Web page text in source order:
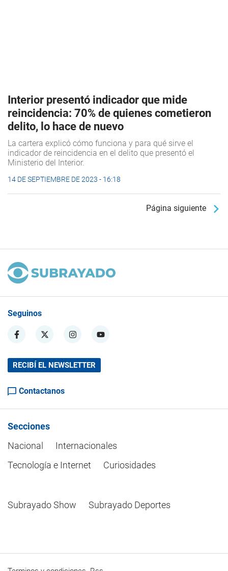
Interior presentó indicador que mide
reincidencia: 70% de quienes cometieron
delito, lo hace de nuevo
La cartera explicó cómo funciona y para qué sirve el
indicador de reincidencia en el delito que presentó el
Ministerio del Interior.
14 DE SEPTIEMBRE DE 2023 - 16:18
Página siguiente
Seguinos
RECIBÍ EL NEWSLETTER
Contactanos
Secciones
Nacional
Internacionales
Tecnología e Internet
Curiosidades
Subrayado Show Subrayado Deportes